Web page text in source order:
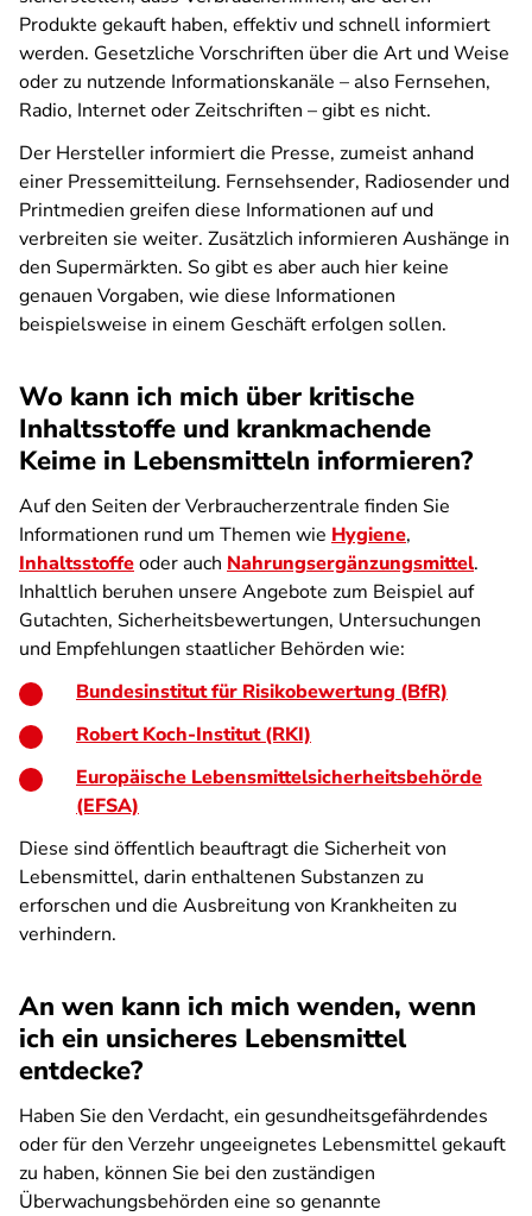
Produkte gekauft haben, effektiv und schnell informiert
werden. Gesetzliche Vorschriften über die Art und Weise
oder zu nutzende Informationskanäle – also Fernsehen,
Radio, Internet oder Zeitschriften – gibt es nicht.
Der Hersteller informiert die Presse, zumeist anhand
einer Pressemitteilung. Fernsehsender, Radiosender und
Printmedien greifen diese Informationen auf und
verbreiten sie weiter. Zusätzlich informieren Aushänge in
den Supermärkten. So gibt es aber auch hier keine
genauen Vorgaben, wie diese Informationen
beispielsweise in einem Geschäft erfolgen sollen.
Wo kann ich mich über kritische
Inhaltsstoffe und krankmachende
Keime in Lebensmitteln informieren?
Auf den Seiten der Verbraucherzentrale finden Sie
Informationen rund um Themen wie Hygiene,
Inhaltsstoffeoder auch Nahrungsergänzungsmittel.
Inhaltlich beruhen unsere Angebote zum Beispiel auf
Gutachten, Sicherheitsbewertungen, Untersuchungen
und Empfehlungen staatlicher Behörden wie:
Bundesinstitut für Risikobewertung (BfR)
Robert Koch-Institut (RKI)
Europäische Lebensmittelsicherheitsbehörde
(EFSA)
Diese sind öffentlich beauftragt die Sicherheit von
Lebensmittel, darin enthaltenen Substanzen zu
erforschen und die Ausbreitung von Krankheiten zu
verhindern.
An wen kann ich mich wenden, wenn
ich ein unsicheres Lebensmittel
entdecke?
Haben Sie den Verdacht, ein gesundheitsgefährdendes
oder für den Verzehr ungeeignetes Lebensmittel gekauft
zu haben, können Sie bei den zuständigen
Überwachungsbehörden eine so genannte